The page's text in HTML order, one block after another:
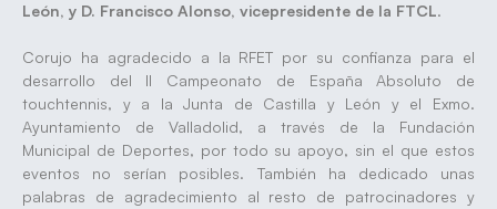
León, y D. Francisco Alonso, vicepresidente de la FTCL.
Corujo ha agradecido a la RFET por su confianza para el
desarrollo del II Campeonato de España Absoluto de
touchtennis, y a la Junta de Castilla y León y el Exmo.
Ayuntamiento de Valladolid, a través de la Fundación
Municipal de Deportes, por todo su apoyo, sin el que estos
eventos no serían posibles. También ha dedicado unas
palabras de agradecimiento al resto de patrocinadores y